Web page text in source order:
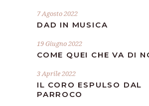
7 Agosto 2022
DAD IN MUSICA
19 Giugno 2022
COME QUEI CHE VA DI
3 Aprile 2022
IL CORO ESPULSO DAL
PARROCO